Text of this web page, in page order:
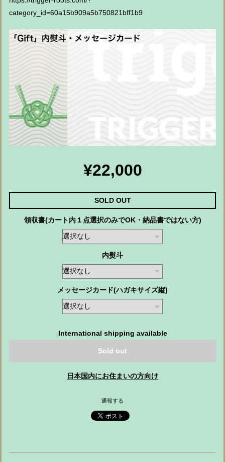
category_id=60a15b909a5b750821bff1b9
¥22,000
SOLD OUT
領収書(カート内１点選択のみでOK・納品書ではない方)
内熨斗
メッセージカード(ハガキサイズ縦)
International shipping available
Sold out
日本国内にお住まいの方向け
通報する